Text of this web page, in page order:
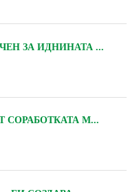
ЗА ИДНИНАТА ...
СОРАБОТКАТА М...